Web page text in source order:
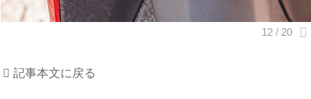
記事本文に戻る